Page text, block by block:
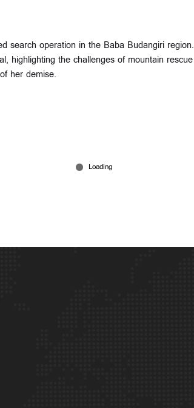
search operation in the Baba Budangiri region.
highlighting the challenges of mountain rescue
her demise.